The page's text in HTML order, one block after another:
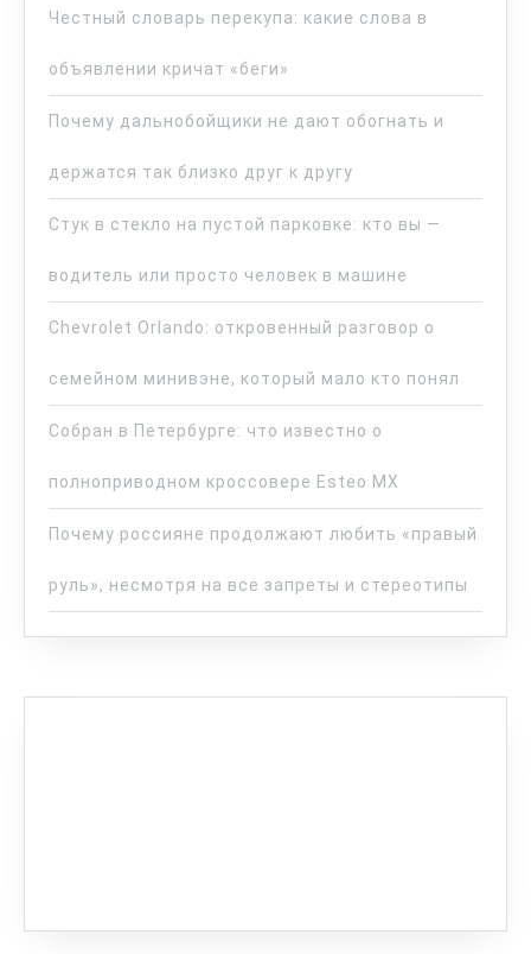
Честный словарь перекупа: какие слова в
объявлении кричат «беги»
Почему дальнобойщики не дают обогнать и
держатся так близко друг к другу
Стук в стекло на пустой парковке: кто вы —
водитель или просто человек в машине
Chevrolet Orlando: откровенный разговор о
семейном минивэне, который мало кто понял
Собран в Петербурге: что известно о
полноприводном кроссовере Esteo MX
Почему россияне продолжают любить «правый
руль», несмотря на все запреты и стереотипы